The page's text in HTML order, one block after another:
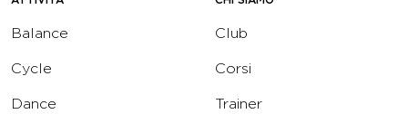
Balance
Cycle
Dance
Club
Corsi
Trainer